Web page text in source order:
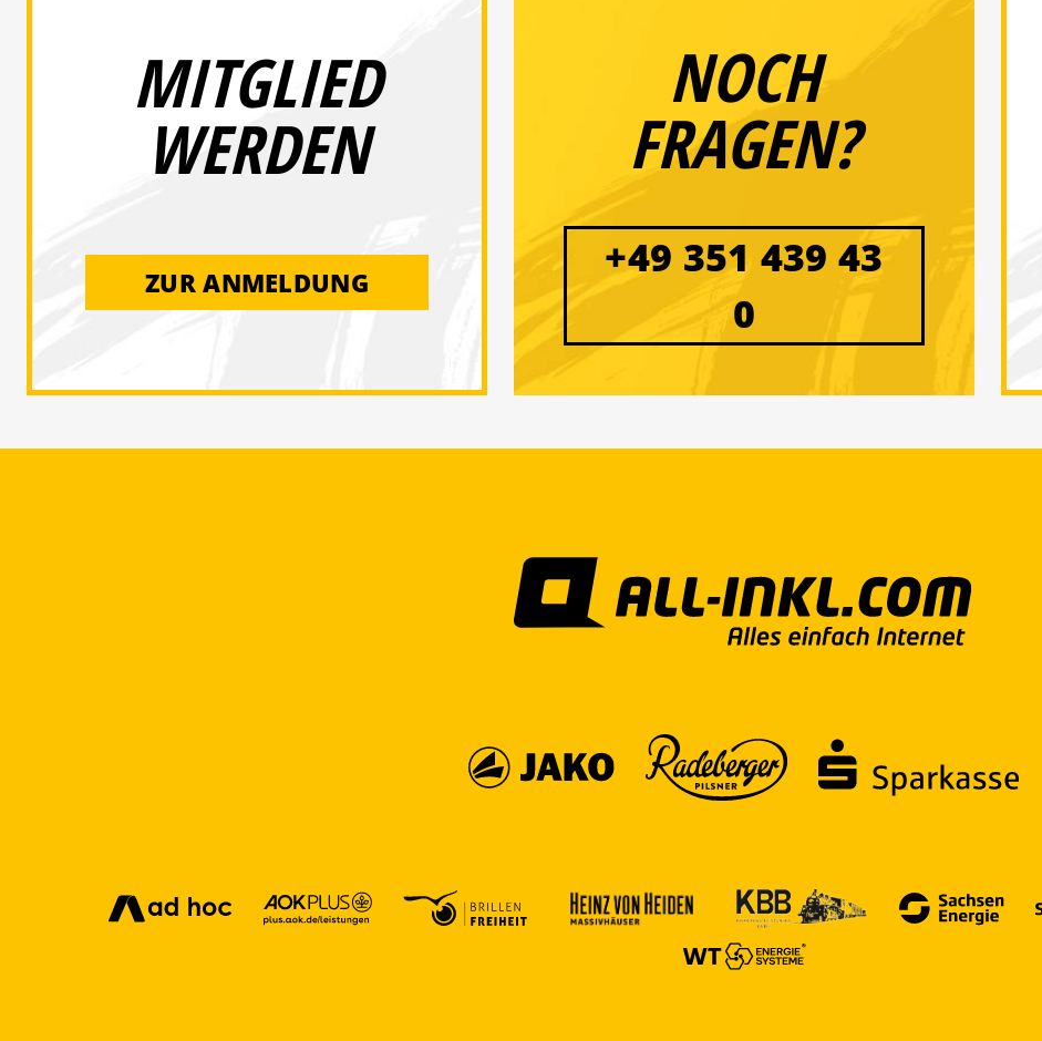
MITGLIED
WERDEN
ZUR ANMELDUNG
NOCH
FRAGEN?
+49 351 439 43
0